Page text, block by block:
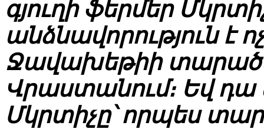
գյուղի ֆերմեր
անձնավորություն է
Ջավախեթիի
Վրաստանում։ Եվ
Մկրտիչը՝ որպես